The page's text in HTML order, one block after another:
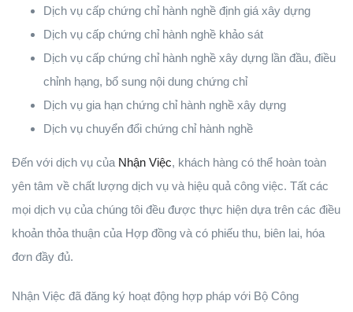
Dịch vụ cấp chứng chỉ hành nghề định giá xây dựng
Dịch vụ cấp chứng chỉ hành nghề khảo sát
Dịch vụ cấp chứng chỉ hành nghề xây dựng lần đầu, điều
chỉnh hạng, bổ sung nội dung chứng chỉ
Dịch vụ gia hạn chứng chỉ hành nghề xây dựng
Dịch vụ chuyển đổi chứng chỉ hành nghề
Đến với dịch vụ của Nhận Việc, khách hàng có thể hoàn toàn
yên tâm về chất lượng dịch vụ và hiệu quả công việc. Tất các
mọi dịch vụ của chúng tôi đều được thực hiện dựa trên các điều
khoản thỏa thuận của Hợp đồng và có phiếu thu, biên lai, hóa
đơn đầy đủ.
Nhận Việc đã đăng ký hoạt động hợp pháp với Bộ Công